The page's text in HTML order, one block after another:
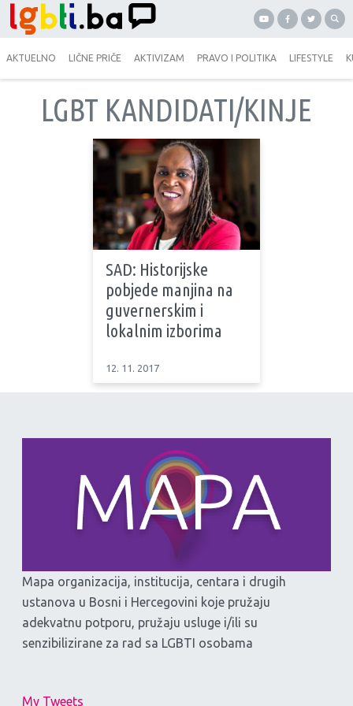
AKTUELNO LIČNE PRIČE AKTIVIZAM PRAVO I POLITIKA LIFESTYLE
LGBT KANDIDATI/KINJE
SAD: Historijske
pobjede manjina na
guvernerskim i
lokalnim izborima
12. 11. 2017
Mapa organizacija, institucija, centara i drugih
ustanova u Bosni i Hercegovini koje pružaju
adekvatnu potporu, pružaju usluge i/ili su
senzibilizirane za rad sa LGBTI osobama
My Tweets